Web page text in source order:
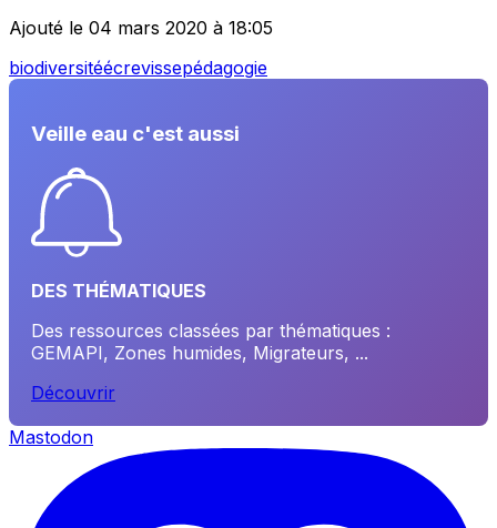
Ajouté le 04 mars 2020 à 18:05
biodiversitéécrevissepédagogie
Veille eau c'est aussi
DES THÉMATIQUES
Des ressources classées par thématiques :
GEMAPI, Zones humides, Migrateurs, ...
Découvrir
Mastodon